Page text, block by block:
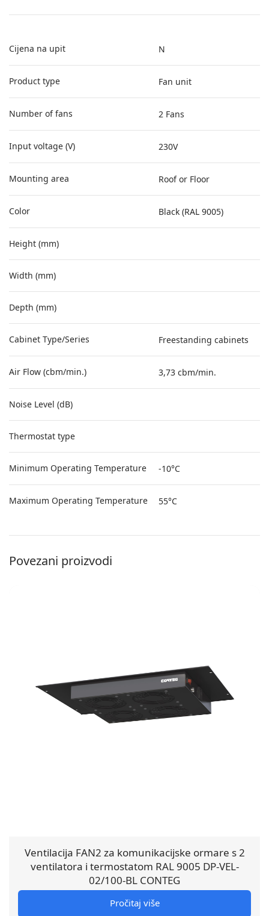
Cijena na upit N
Product type Fan unit
Number of fans 2 Fans
Input voltage (V) 230V
Mounting area Roof or Floor
Color Black (RAL 9005)
Height (mm)
Width (mm)
Depth (mm)
Cabinet Type/Series Freestanding cabinets
Air Flow (cbm/min.) 3,73 cbm/min.
Noise Level (dB)
Thermostat type
Minimum Operating Temperature -10°C
Maximum Operating Temperature 55°C
Povezani proizvodi
Ventilacija FAN2 za komunikacijske ormare s 2
ventilatora i termostatom RAL 9005 DP-VEL-
02/100-BL CONTEG
Pročitaj više